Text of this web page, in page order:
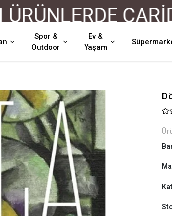
Spor &
Outdoor
Ev &
Yaşam